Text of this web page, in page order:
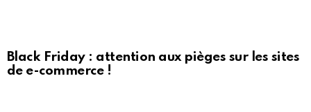
Black Friday : attention aux pièges sur les sites
de e-commerce !